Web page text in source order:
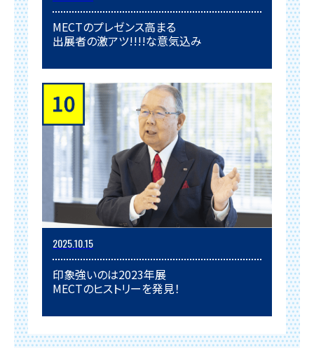
MECTのプレゼンス高まる
出展者の激アツ!!!!な意気込み
2025.10.15
印象強いのは2023年展
MECTのヒストリーを発見！